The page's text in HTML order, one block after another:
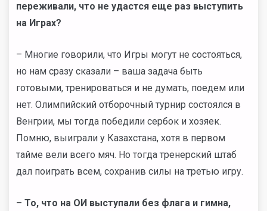
переживали, что не удастся еще раз выступить
на Играх?
– Многие говорили, что Игры могут не состояться,
но нам сразу сказали – ваша задача быть
готовыми, тренироваться и не думать, поедем или
нет. Олимпийский отборочный турнир состоялся в
Венгрии, мы тогда победили сербок и хозяек.
Помню, выиграли у Казахстана, хотя в первом
тайме вели всего мяч. Но тогда тренерский штаб
дал поиграть всем, сохранив силы на третью игру.
– То, что на ОИ выступали без флага и гимна,